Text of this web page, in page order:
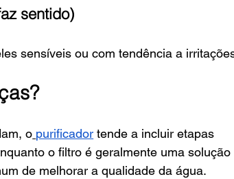
sentido)
sensíveis ou com tendência a
o purificador tende a incluir etapas
o filtro é geralmente uma solução
de melhorar a qualidade da água.